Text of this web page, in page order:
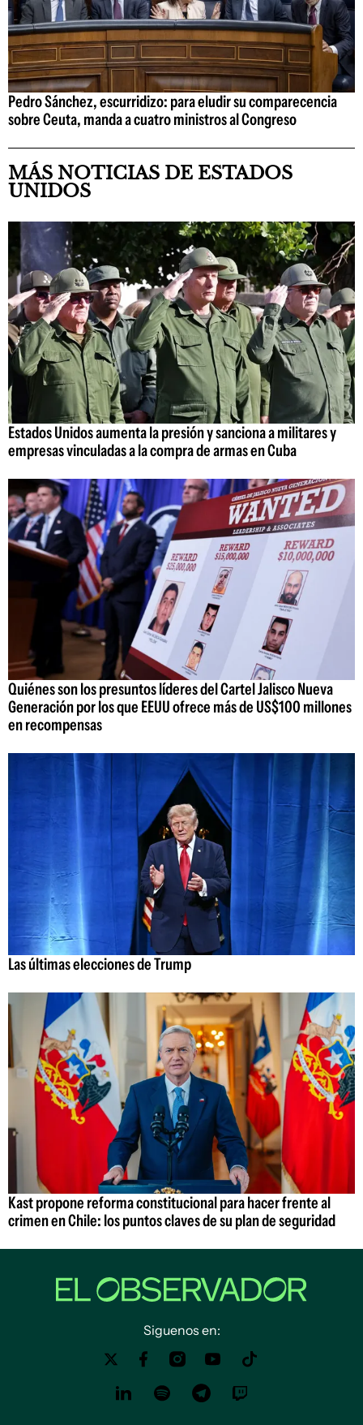
Pedro Sánchez, escurridizo: para eludir su comparecencia
sobre Ceuta, manda a cuatro ministros al Congreso
MÁS NOTICIAS DE ESTADOS
UNIDOS
Estados Unidos aumenta la presión y sanciona a militares y
empresas vinculadas a la compra de armas en Cuba
Quiénes son los presuntos líderes del Cartel Jalisco Nueva
Generación por los que EEUU ofrece más de US$100 millones
en recompensas
Las últimas elecciones de Trump
Kast propone reforma constitucional para hacer frente al
crimen en Chile: los puntos claves de su plan de seguridad
Siguenos en: